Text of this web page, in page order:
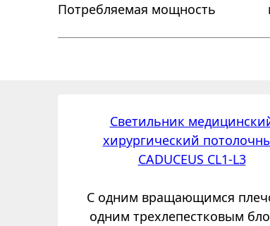
Потребляемая мощность
Светильник
хирургический
CADUCEUS CL1-L3
С одним вращающимся
одним трехлепестковым